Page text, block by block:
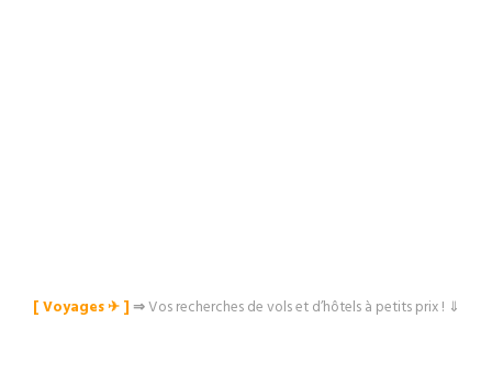
[ Voyages ✈︎ ]⇒Vos recherches de vols et d’hôtels à petits prix ! ⇓